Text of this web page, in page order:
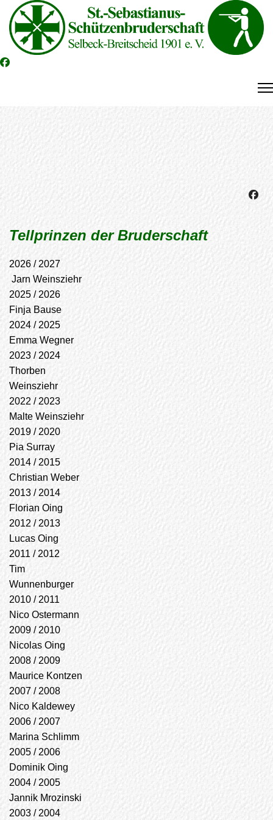
Tellprinzen der Bruderschaft
2026 / 2027
Jarn Weinsziehr
2025 / 2026
Finja Bause
2024 / 2025
Emma Wegner
2023 / 2024
Thorben
Weinsziehr
2022 / 2023
Malte Weinsziehr
2019 / 2020
Pia Surray
2014 / 2015
Christian Weber
2013 / 2014
Florian Oing
2012 / 2013
Lucas Oing
2011 / 2012
Tim
Wunnenburger
2010 / 2011
Nico Ostermann
2009 / 2010
Nicolas Oing
2008 / 2009
Maurice Kontzen
2007 / 2008
Nico Kaldewey
2006 / 2007
Marina Schlimm
2005 / 2006
Dominik Oing
2004 / 2005
Jannik Mrozinski
2003 / 2004